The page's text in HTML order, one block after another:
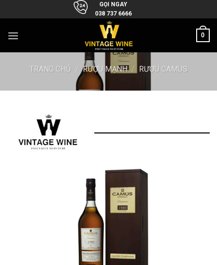
to
GỌI NGAY
038 737 6666
0
TRANG CHỦ / RƯỢU MẠNH / RƯỢU CAMUS